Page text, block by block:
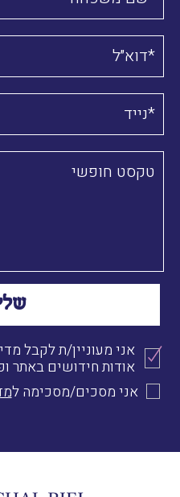
אני מעוניין/ת לקבל
אודות חידושים באתר
אני מסכים/מסכימה ל